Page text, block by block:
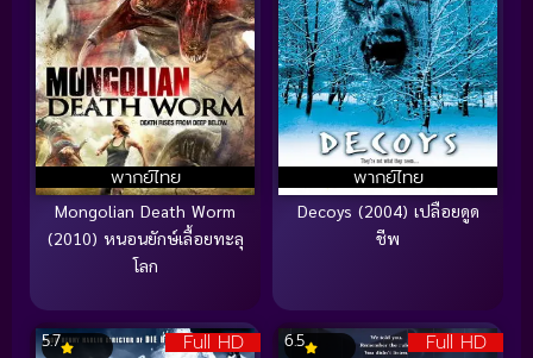
พากย์ไทย
Mongolian Death Worm
(2010) หนอนยักษ์เลื้อยทะลุ
โลก
พากย์ไทย
Decoys (2004) เปลือยดูด
ชีพ
Full HD
5.7 Full HD
6.5